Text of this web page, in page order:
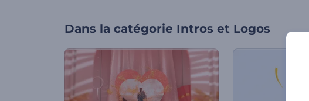
Dans la catégorie Intros et Logos